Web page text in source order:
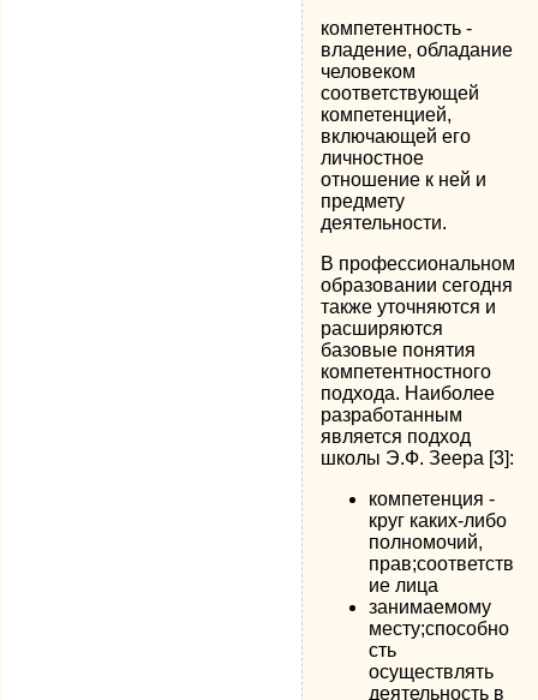
компетентность -
владение, обладание
человеком
соответствующей
компетенцией,
включающей его
личностное
отношение к ней и
предмету
деятельности.
В профессиональном
образовании сегодня
также уточняются и
расширяются
базовые понятия
компетентностного
подхода. Наиболее
разработанным
является подход
школы Э.Ф. Зеера [3]:
компетенция -
круг каких-либо
полномочий,
прав;соответств
ие лица
занимаемому
месту;способно
сть
осуществлять
деятельность в